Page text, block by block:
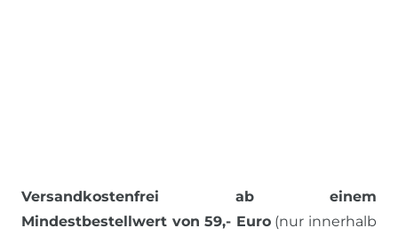
Versandkostenfrei ab einem
Mindestbestellwert von 59,- Euro(nur innerhalb